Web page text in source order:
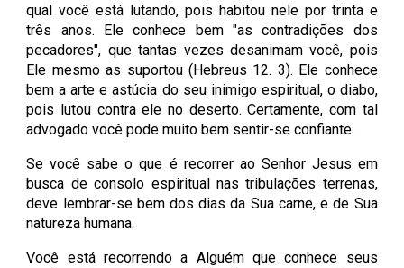
qual você está lutando, pois habitou nele por trinta e
três anos. Ele conhece bem "as contradições dos
pecadores", que tantas vezes desanimam você, pois
Ele mesmo as suportou (Hebreus 12. 3). Ele conhece
bem a arte e astúcia do seu inimigo espiritual, o diabo,
pois lutou contra ele no deserto. Certamente, com tal
advogado você pode muito bem sentir-se confiante.
Se você sabe o que é recorrer ao Senhor Jesus em
busca de consolo espiritual nas tribulações terrenas,
deve lembrar-se bem dos dias da Sua carne, e de Sua
natureza humana.
Você está recorrendo a Alguém que conhece seus